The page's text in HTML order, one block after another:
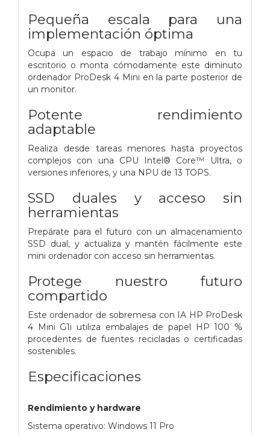
Pequeña escala para una
implementación óptima
Ocupa un espacio de trabajo mínimo en tu
escritorio o monta cómodamente este diminuto
ordenador ProDesk 4 Mini en la parte posterior de
un monitor.
Potente rendimiento
adaptable
Realiza desde tareas menores hasta proyectos
complejos con una CPU Intel® Core™ Ultra, o
versiones inferiores, y una NPU de 13 TOPS.
SSD duales y acceso sin
herramientas
Prepárate para el futuro con un almacenamiento
SSD dual, y actualiza y mantén fácilmente este
mini ordenador con acceso sin herramientas.
Protege nuestro futuro
compartido
Este ordenador de sobremesa con IA HP ProDesk
4 Mini G1i utiliza embalajes de papel HP 100 %
procedentes de fuentes recicladas o certificadas
sostenibles.
Especificaciones
Rendimiento y hardware
Sistema operativo: Windows 11 Pro